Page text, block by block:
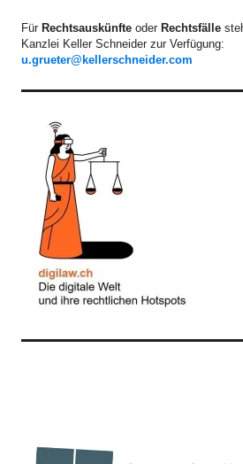
Für Rechtsauskünfte oder Rechtsfälle
Kanzlei Keller Schneider zur Verfügung:
u.grueter@kellerschneider.com